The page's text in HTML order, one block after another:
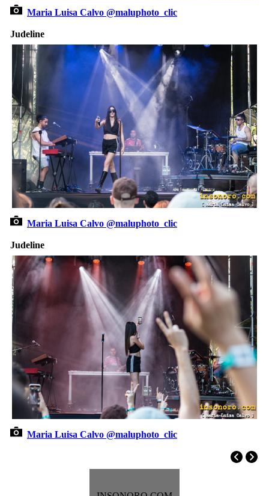
Maria Luisa Calvo @maluphoto_clic
Judeline
Maria Luisa Calvo @maluphoto_clic
Judeline
Maria Luisa Calvo @maluphoto_clic